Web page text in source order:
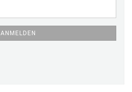
ANMELDEN